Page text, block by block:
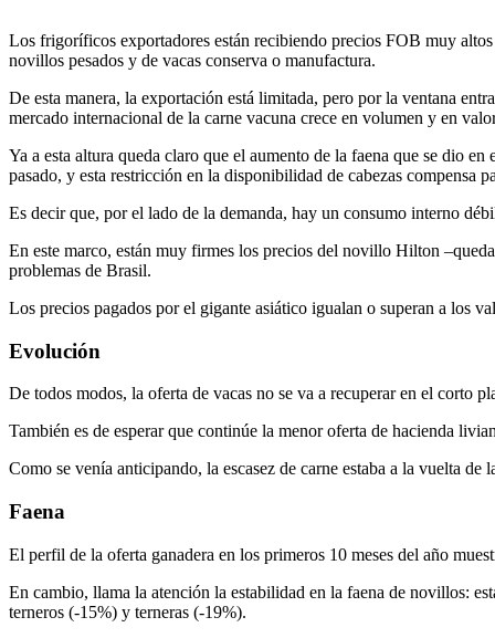
Los frigoríficos exportadores están recibiendo precios FOB muy
novillos pesados y de vacas conserva o manufactura.
De esta manera, la exportación está limitada, pero por la ventana
mercado internacional de la carne vacuna crece en volumen y en
Ya a esta altura queda claro que el aumento de la faena que se dio
pasado, y esta restricción en la disponibilidad de cabezas compensa
Es decir que, por el lado de la demanda, hay un consumo interno
En este marco, están muy firmes los precios del novillo Hilton
problemas de Brasil.
Los precios pagados por el gigante asiático igualan o superan a los
Evolución
De todos modos, la oferta de vacas no se va a recuperar en el corto
También es de esperar que continúe la menor oferta de hacienda
Como se venía anticipando, la escasez de carne estaba a la vuelta
Faena
El perfil de la oferta ganadera en los primeros 10 meses del año
En cambio, llama la atención la estabilidad en la faena de novillos:
terneros (-15%) y terneras (-19%).